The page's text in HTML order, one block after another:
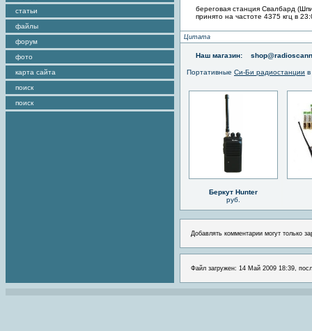
статьи
файлы
форум
фото
карта сайта
поиск
поиск
береговая станция Свалбард
принято на частоте 4375 кгц в
Цитата
Наш магазин:
Портативные Си-Би радиостанции
Беркут Hunter
руб.
Добавлять комментарии могут только
Файл загружен: 14 Май 2009 18:39,